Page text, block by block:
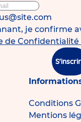
je confirme
de Confidentialité
Conditions
Mentions